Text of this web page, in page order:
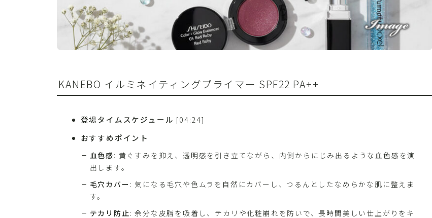
KANEBO イルミネイティングプライマー SPF22 PA++
登場タイムスケジュール [04:24]
おすすめポイント
血色感: 黄ぐすみを抑え、透明感を引き立てながら、内側からにじみ出るような血色感を演
出します。
毛穴カバー : 気になる毛穴や色ムラを自然にカバーし、つるんとしたなめらかな肌に整えま
す。
テカリ防止: 余分な皮脂を吸着し、テカリや化粧崩れを防いで、長時間美しい仕上がりをキ